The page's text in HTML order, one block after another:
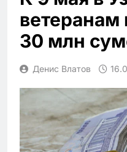
ветеранам
30 млн
Денис Влатов